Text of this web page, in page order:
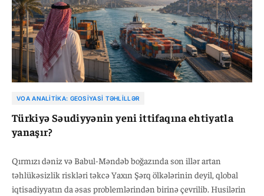
VOA ANALITIKA: GEOSIYASI TƏHLILLƏR
Türkiyə Səudiyyənin yeni ittifaqına ehtiyatla
yanaşır?
Qırmızı dəniz və Babul-Məndəb boğazında son illər artan
təhlükəsizlik riskləri təkcə Yaxın Şərq ölkələrinin deyil, qlobal
iqtisadiyyatın da əsas problemlərindən birinə çevrilib. Husilərin